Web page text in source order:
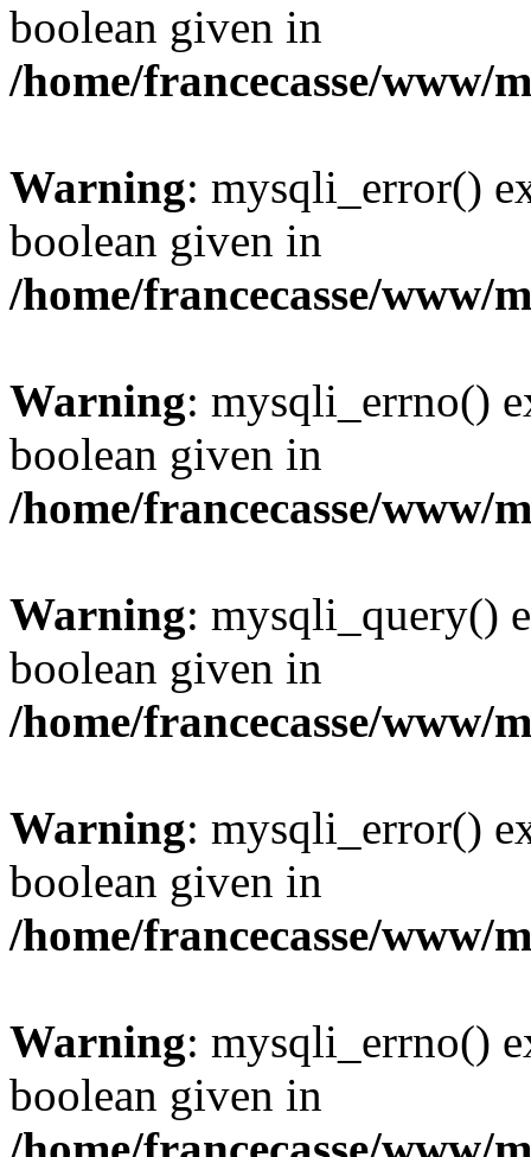
boolean given in
/home/francecasse/www/
Warning: mysqli_error()
boolean given in
/home/francecasse/www/
Warning: mysqli_errno()
boolean given in
/home/francecasse/www/
Warning: mysqli_query()
boolean given in
/home/francecasse/www/
Warning: mysqli_error()
boolean given in
/home/francecasse/www/
Warning: mysqli_errno()
boolean given in